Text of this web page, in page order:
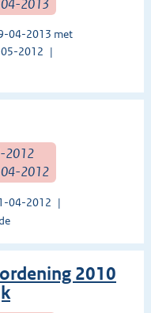
04-2013
04-2013 met
2012
2012
04-2012
04-2012
2010